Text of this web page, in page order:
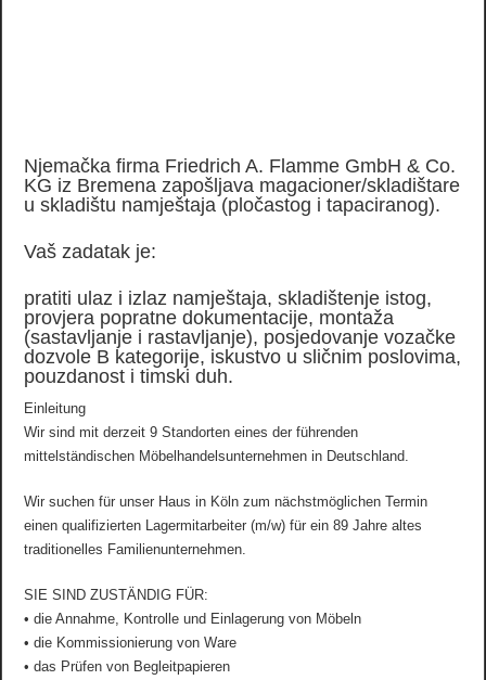
Njemačka firma Friedrich A. Flamme GmbH & Co.
KG iz Bremena zapošljava magacioner/skladištare
u skladištu namještaja (pločastog i tapaciranog).
Vaš zadatak je:
pratiti ulaz i izlaz namještaja, skladištenje istog,
provjera popratne dokumentacije, montaža
(sastavljanje i rastavljanje), posjedovanje vozačke
dozvole B kategorije, iskustvo u sličnim poslovima,
pouzdanost i timski duh.
Einleitung
Wir sind mit derzeit 9 Standorten eines der führenden
mittelständischen Möbelhandelsunternehmen in Deutschland.
Wir suchen für unser Haus in Köln zum nächstmöglichen Termin
einen qualifizierten Lagermitarbeiter (m/w) für ein 89 Jahre altes
traditionelles Familienunternehmen.
SIE SIND ZUSTÄNDIG FÜR:
• die Annahme, Kontrolle und Einlagerung von Möbeln
• die Kommissionierung von Ware
• das Prüfen von Begleitpapieren